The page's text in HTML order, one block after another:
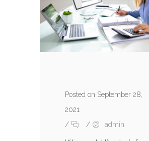
Posted on September 28,
2021
/
/ admin